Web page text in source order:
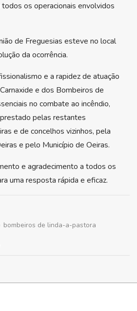
os operacionais envolvidos
de Freguesias esteve no local
da ocorrência.
e a rapidez de atuação
e dos Bombeiros de
no combate ao incêndio,
pelas restantes
e de concelhos vizinhos, pela
e pelo Município de Oeiras.
e agradecimento a todos os
uma resposta rápida e eficaz.
bombeiros de linda-a-pastora